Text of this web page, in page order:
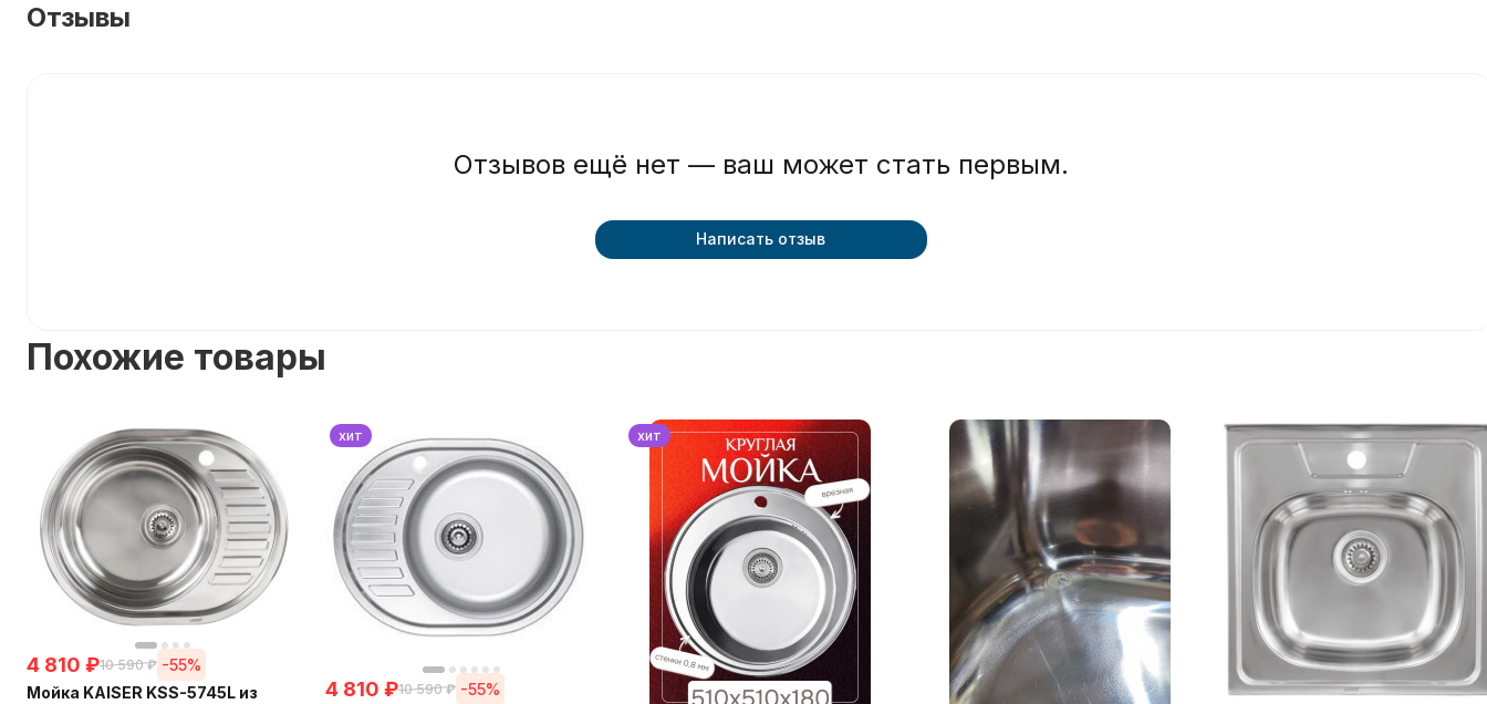
Отзывы
Отзывов ещё нет — ваш может стать первым.
Написать отзыв
Похожие товары
4 810 ₽10 590 ₽ -55%
Мойка KAISER KSS-5745L из
хит
4 810 ₽10 590 ₽ -55%
хит